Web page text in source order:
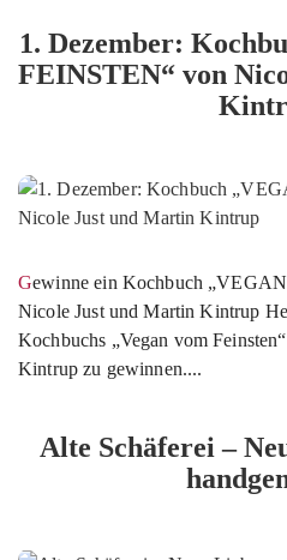
1. Dezember:
FEINSTEN“ von
Gewinne ein Kochbuch „VEGAN VOM FEINSTEN“ von
Nicole Just und Martin Kintrup
Kochbuchs „Vegan vom
Kintrup zu gewinnen....
Alte Schäferei –